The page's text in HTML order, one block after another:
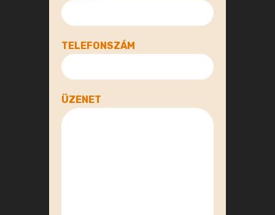
TELEFONSZÁM
ÜZENET